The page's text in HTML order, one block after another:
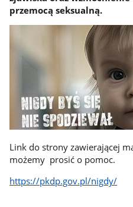
przemocą seksualną.
Link do strony zawierającej
możemy prosić o pomoc.
https://pkdp.gov.pl/nigdy/